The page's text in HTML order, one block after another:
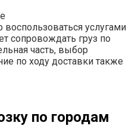
услугами
сопровождать груз по
часть, выбор
по ходу доставки также
по городам